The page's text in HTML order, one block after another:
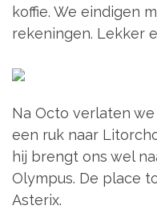
koffie. We eindigen
rekeningen. Lekker
Na Octo verlaten
een ruk naar
hij brengt ons wel
Olympus. De place
Asterix.